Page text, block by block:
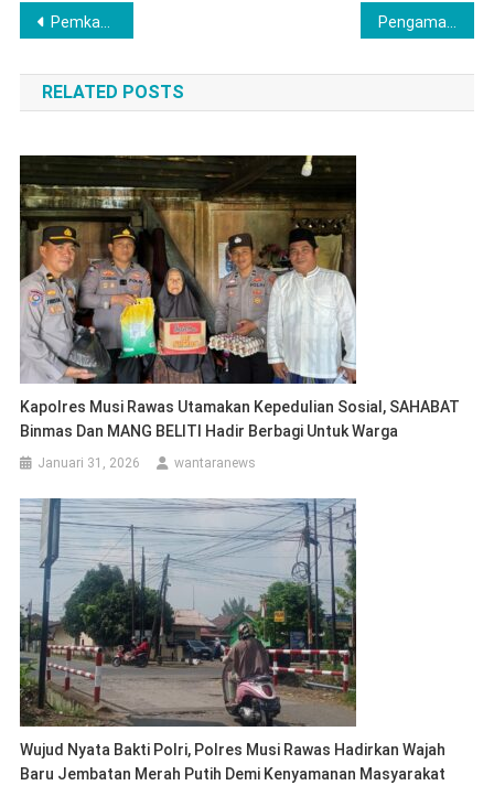
Navigasi
pos
Pemkab Musi Rawas Tetapkan Kebijakan Honorarium Bagi Pegawai P3K Paruh Waktu
RELATED POSTS
Kapolres Musi Rawas Utamakan Kepedulian Sosial, SAHABAT
Binmas Dan MANG BELITI Hadir Berbagi Untuk Warga
Januari 31, 2026 wantaranews
Wujud Nyata Bakti Polri, Polres Musi Rawas Hadirkan Wajah
Baru Jembatan Merah Putih Demi Kenyamanan Masyarakat